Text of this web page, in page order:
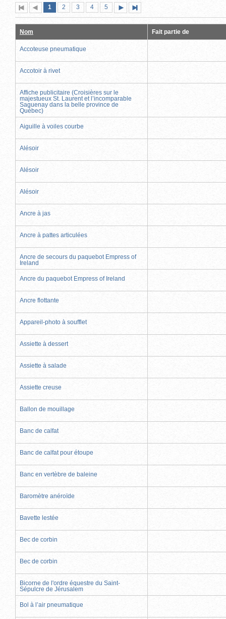
Première
page
Page
précédente
Page
1 (page
actuelle)
Page
2 Page
3 Page
4 Page
5
suivante
page
Nom Fait partie de
Accoteuse pneumatique
Accotoir à rivet
Affiche publicitaire (Croisières sur le
majestueux St. Laurent et l’incomparable
Saguenay dans la belle province de
Québec)
Aiguille à voiles courbe
Alésoir
Alésoir
Alésoir
Ancre à jas
Ancre à pattes articulées
Ancre de secours du paquebot Empress of
Ireland
Ancre du paquebot Empress of Ireland
Ancre flottante
Appareil-photo à soufflet
Assiette à dessert
Assiette à salade
Assiette creuse
Ballon de mouillage
Banc de calfat
Banc de calfat pour étoupe
Banc en vertèbre de baleine
Baromètre anéroïde
Bavette lestée
Bec de corbin
Bec de corbin
Bicorne de l'ordre équestre du Saint-
Sépulcre de Jérusalem
Bol à l’air pneumatique